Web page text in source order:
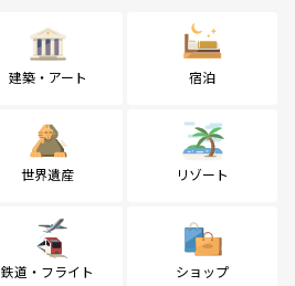
建築・アート 宿泊
世界遺産 リゾート
鉄道・フライト ショップ